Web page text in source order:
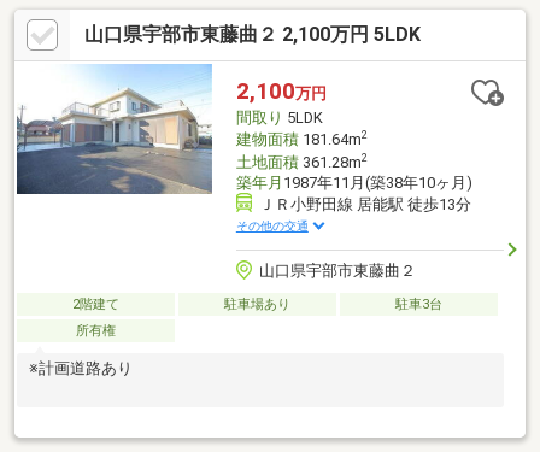
壁サイディング施工・サッシ交換・内装・水回りリノベーション
済み！ すぐに新生活が始められます！◆小学校まで徒歩7分
と、毎日の通学に安心な環境！◆日当たりの良いお庭がありま
す！◆190号線や山大病院通りへのアクセスが良く生活に便利で
す！お気軽にお問い合わせください♪
山口県宇部市東藤曲２ 2,100万円 5LDK
2,100万円
間取り 5LDK
建物面積181.64m2
土地面積361.28m2
築年月 1987年11月(築38年10ヶ月)
ＪＲ小野田線 居能駅 徒歩13分
その他の交通
山口県宇部市東藤曲２
2階建て 駐車場あり
駐車3台
所有権
※計画道路あり